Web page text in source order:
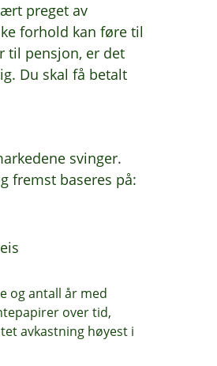
preget av
forhold kan føre til
til pensjon, er det
Du skal få betalt
svinger.
fremst baseres på:
og antall år med
over tid,
avkastning høyest i